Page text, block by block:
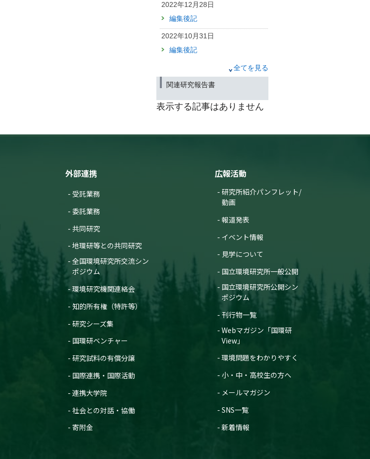
2022年12月28日
編集後記
2022年10月31日
編集後記
編集後記
2022年6月30日
編集後記
全てを見る
関連研究報告書
表示する記事はありません
外部連携
受託業務
委託業務
共同研究
地環研等との共同研究
全国環境研究所交流シン
ポジウム
環境研究機関連絡会
知的所有権（特許等）
研究シーズ集
国環研ベンチャー
研究試料の有償分譲
国際連携・国際活動
連携大学院
社会との対話・協働
寄附金
広報活動
研究所紹介パンフレット/
動画
報道発表
イベント情報
見学について
国立環境研究所一般公開
国立環境研究所公開シン
ポジウム
刊行物一覧
Webマガジン「国環研
View」
環境問題をわかりやすく
小・中・高校生の方へ
メールマガジン
SNS一覧
新着情報